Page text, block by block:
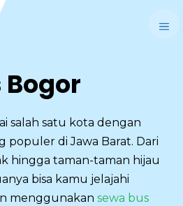
Bogor
salah satu kota dengan
populer di Jawa Barat. Dari
hingga taman-taman hijau
bisa kamu jelajahi
menggunakan sewa bus